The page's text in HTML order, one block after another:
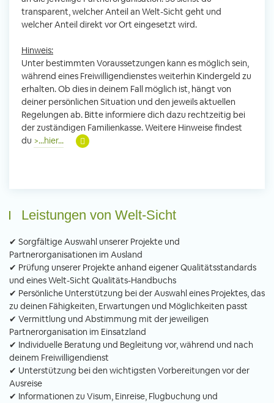
transparent, welcher Anteil an Welt-Sicht geht und
welcher Anteil direkt vor Ort eingesetzt wird.
Hinweis:
Unter bestimmten Voraussetzungen kann es möglich sein,
während eines Freiwilligendienstes weiterhin Kindergeld zu
erhalten. Ob dies in deinem Fall möglich ist, hängt von
deiner persönlichen Situation und den jeweils aktuellen
Regelungen ab. Bitte informiere dich dazu rechtzeitig bei
der zuständigen Familienkasse. Weitere Hinweise findest
du >...hier...
Leistungen von Welt-Sicht
✔ Sorgfältige Auswahl unserer Projekte und
Partnerorganisationen im Ausland
✔ Prüfung unserer Projekte anhand eigener Qualitätsstandards
und eines Welt-Sicht Qualitäts-Handbuchs
✔ Persönliche Unterstützung bei der Auswahl eines Projektes, das
zu deinen Fähigkeiten, Erwartungen und Möglichkeiten passt
✔ Vermittlung und Abstimmung mit der jeweiligen
Partnerorganisation im Einsatzland
✔ Individuelle Beratung und Begleitung vor, während und nach
deinem Freiwilligendienst
✔ Unterstützung bei den wichtigsten Vorbereitungen vor der
Ausreise
✔ Informationen zu Visum, Einreise, Flugbuchung und